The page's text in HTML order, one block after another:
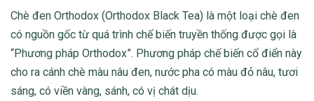
Chè đen Orthodox (Orthodox Black Tea) là một loại chè đen
có nguồn gốc từ quá trình chế biến truyền thống được gọi là
“Phương pháp Orthodox”. Phương pháp chế biến cổ điển này
cho ra cánh chè màu nâu đen, nước pha có màu đỏ nâu, tươi
sáng, có viền vàng, sánh, có vị chát dịu.